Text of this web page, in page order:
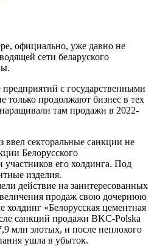
официально, уже давно не
сети беларуского
с государственными
только продолжают бизнес в тех
там продажи в 2022-
секторальные санкции не
Белорусского
участников его холдинга. Под
изделия.
действие на заинтересованных
продаж свою дочернюю
«Белорусская цементная
санкций продажи BKC-Polska
млн злотых, и после неплохого
ушла в убыток.